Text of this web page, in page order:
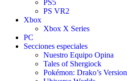
PS5
PS VR2
Xbox
Xbox X Series
PC
Secciones especiales
Nuestro Equipo Opina
Tales of Shergiock
Pokémon: Drako’s Version